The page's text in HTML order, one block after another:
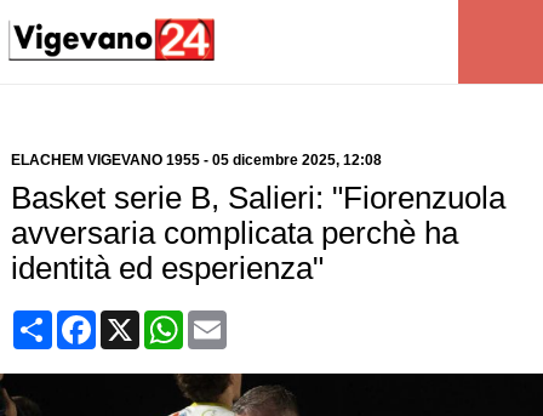
ELACHEM VIGEVANO 1955- 05 dicembre 2025, 12:08
Basket serie B, Salieri: "Fiorenzuola
avversaria complicata perchè ha
identità ed esperienza"
CondividiFacebook
X WhatsApp
Email